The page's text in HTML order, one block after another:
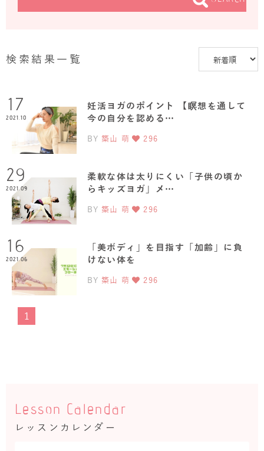
検索結果一覧
17
2021.10
妊活ヨガのポイント 【瞑想を通して
今の自分を認める…
BY 築山 萌 296
29
2021.09
柔軟な体は太りにくい「子供の頃か
らキッズヨガ」メ…
BY 築山 萌 296
16
2021.06
「美ボディ」を目指す「加齢」に負
けない体を
BY 築山 萌 296
1
Lesson Calendar
レッスンカレンダー